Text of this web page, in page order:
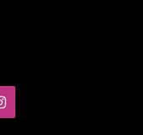
Instagram